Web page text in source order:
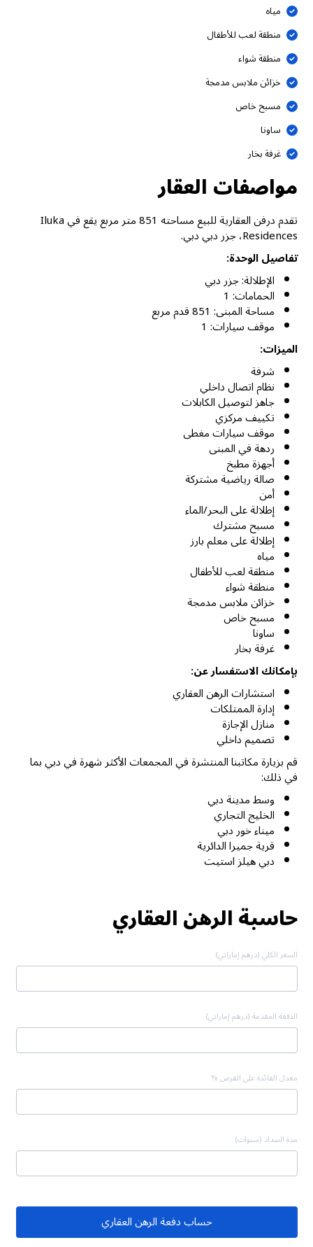
مياه
منطقة لعب للأطفال
منطقة شواء
خزائن ملابس مدمجة
مسبح خاص
ساونا
غرفة بخار
مواصفات العقار
تقدم درفن العقارية للبيع مساحته 851 متر مربع يقع في Iluka
Residences، جزر دبي دبي.
تفاصيل الوحدة:
الإطلالة: جزر دبي
الحمامات: 1
مساحة المبنى: 851 قدم مربع
موقف سيارات: 1
الميزات:
شرفة
نظام اتصال داخلي
جاهز لتوصيل الكابلات
تكييف مركزي
موقف سيارات مغطى
ردهة في المبنى
أجهزة مطبخ
صالة رياضية مشتركة
أمن
إطلالة على البحر/الماء
مسبح مشترك
إطلالة على معلم بارز
مياه
منطقة لعب للأطفال
منطقة شواء
خزائن ملابس مدمجة
مسبح خاص
ساونا
غرفة بخار
بإمكانك الاستفسار عن:
استشارات الرهن العقاري
إدارة الممتلكات
منازل الإجازة
تصميم داخلي
قم بزيارة مكاتبنا المنتشرة في المجمعات الأكثر شهرة في دبي بما
في ذلك:
وسط مدينة دبي
الخليج التجاري
ميناء خور دبي
قرية جميرا الدائرية
دبي هيلز استيت
حاسبة الرهن العقاري
السعر الكلي (درهم إماراتي)
الدفعة المقدمة (درهم إماراتي)
معدل الفائدة على القرض %
مدة السداد (سنوات)
حساب دفعة الرهن العقاري